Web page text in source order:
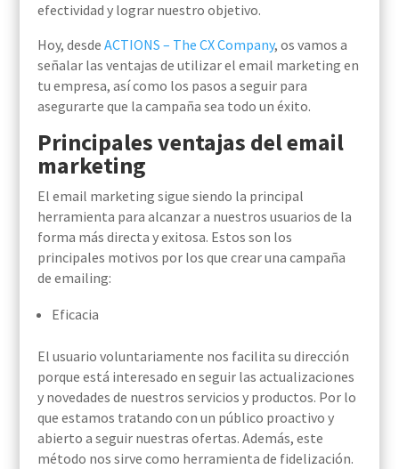
efectividad y lograr nuestro objetivo.
Hoy, desde ACTIONS – The CX Company, os vamos a
señalar las ventajas de utilizar el email marketing en
tu empresa, así como los pasos a seguir para
asegurarte que la campaña sea todo un éxito.
Principales ventajas del email
marketing
El email marketing sigue siendo la principal
herramienta para alcanzar a nuestros usuarios de la
forma más directa y exitosa. Estos son los
principales motivos por los que crear una campaña
de emailing:
Eficacia
El usuario voluntariamente nos facilita su dirección
porque está interesado en seguir las actualizaciones
y novedades de nuestros servicios y productos. Por lo
que estamos tratando con un público proactivo y
abierto a seguir nuestras ofertas. Además, este
método nos sirve como herramienta de fidelización.